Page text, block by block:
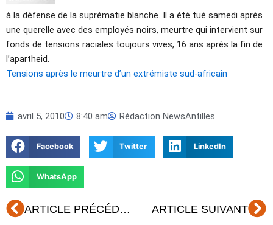
à la défense de la suprématie blanche. Il a été tué samedi après
une querelle avec des employés noirs, meurtre qui intervient sur
fonds de tensions raciales toujours vives, 16 ans après la fin de
l’apartheid.
Tensions après le meurtre d’un extrémiste sud-africain
avril 5, 2010 8:40 am Rédaction NewsAntilles
Facebook Twitter LinkedIn
WhatsApp
Précédent ARTICLE PRÉCÉDENT ARTICLE SUIVANT